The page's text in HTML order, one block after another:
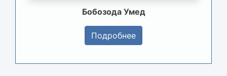
Бобозода Умед
Подробнее